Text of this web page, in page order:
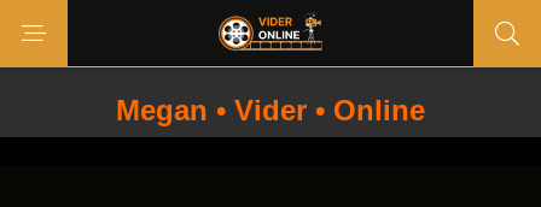
Megan • Vider • Online